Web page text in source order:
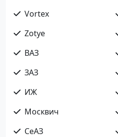
Vortex
Zotye
ВАЗ
ЗАЗ
ИЖ
Москвич
СеАЗ